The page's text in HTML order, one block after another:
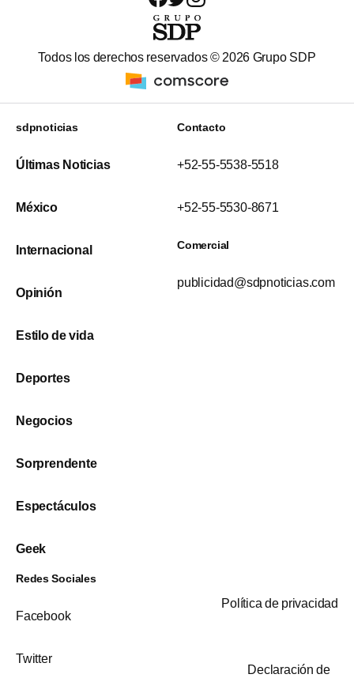
Todos los derechos reservados © 2026 Grupo SDP
sdpnoticias
Últimas Noticias
México
Internacional
Opinión
Estilo de vida
Deportes
Negocios
Sorprendente
Espectáculos
Geek
Contacto
+52-55-5538-5518
+52-55-5530-8671
Comercial
publicidad@sdpnoticias.com
Redes Sociales
Facebook
Twitter
Política de privacidad
Declaración de